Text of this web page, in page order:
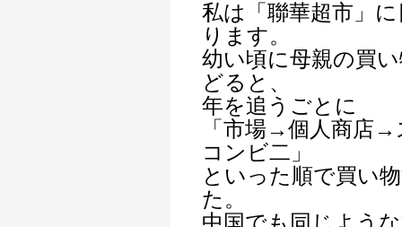
私は「聯華超市」
ります。
幼い頃に母親の買
どると、
年を追うごとに
「市場→個人商店
コンビ二」
といった順で買い
た。